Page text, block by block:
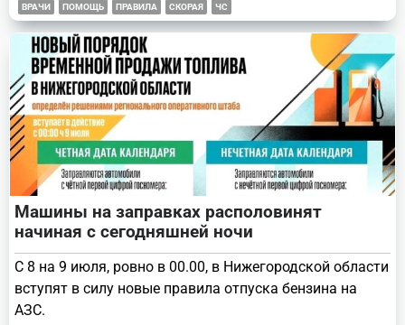
ВРАЧИ ПОМОЩЬ ПРАВИЛА СКОРАЯ ЧС
Машины на заправках располовинят
начиная с сегодняшней ночи
С 8 на 9 июля, ровно в 00.00, в Нижегородской области
вступят в силу новые правила отпуска бензина на
АЗС.